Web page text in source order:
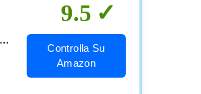
9.5
Controlla Su
Amazon